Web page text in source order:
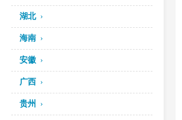
湖北
海南
安徽
广西
贵州